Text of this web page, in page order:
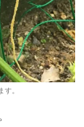
。